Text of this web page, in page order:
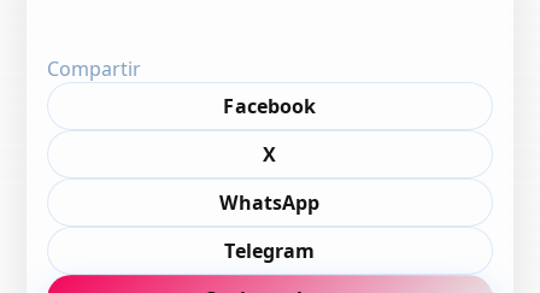
Compartir
Facebook
X
WhatsApp
Telegram